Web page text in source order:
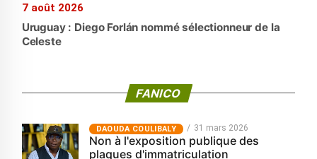
7 août 2026
Uruguay : Diego Forlán nommé sélectionneur de la
Celeste
FANICO
‎DAOUDA COULIBALY 31 mars 2026
Non à l'exposition publique des
plaques d'immatriculation